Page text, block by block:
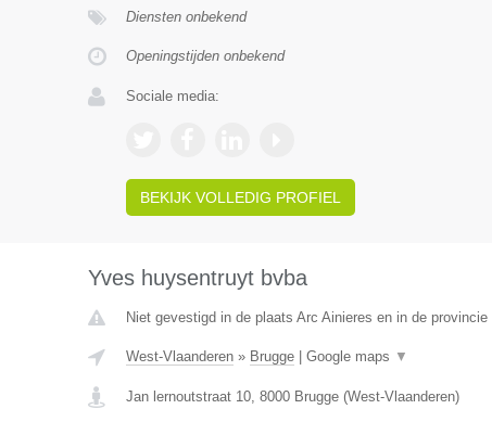
Diensten onbekend
Openingstijden onbekend
Sociale media:
BEKIJK VOLLEDIG PROFIEL
Yves huysentruyt bvba
Niet gevestigd in de plaats Arc Ainieres en in de provincie
West-Vlaanderen» Brugge| Google maps ▼
Jan lernoutstraat 10, 8000 Brugge(West-Vlaanderen)